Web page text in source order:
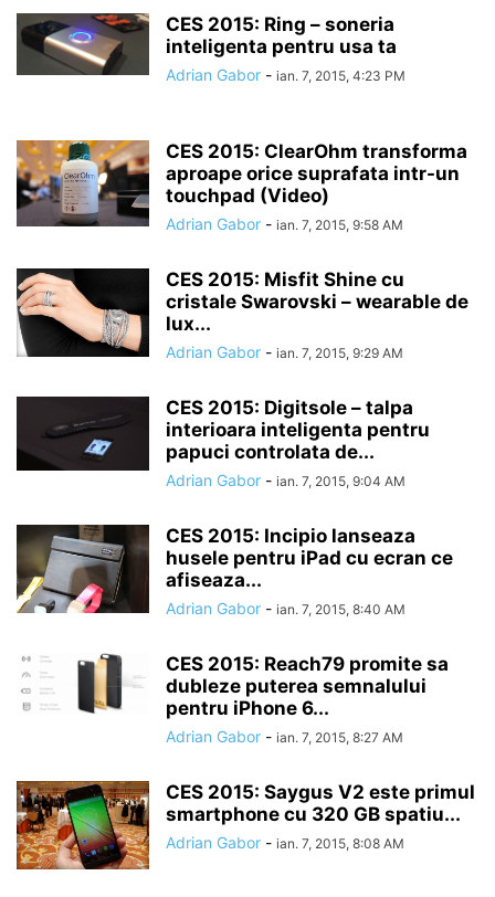
CES 2015: Ring – soneria
inteligenta pentru usa ta
Adrian Gabor - ian. 7, 2015, 4:23 PM
CES 2015: ClearOhm transforma
aproape orice suprafata intr-un
touchpad (Video)
Adrian Gabor - ian. 7, 2015, 9:58 AM
CES 2015: Misfit Shine cu
cristale Swarovski – wearable de
lux...
Adrian Gabor - ian. 7, 2015, 9:29 AM
CES 2015: Digitsole – talpa
interioara inteligenta pentru
papuci controlata de...
Adrian Gabor - ian. 7, 2015, 9:04 AM
CES 2015: Incipio lanseaza
husele pentru iPad cu ecran ce
afiseaza...
Adrian Gabor - ian. 7, 2015, 8:40 AM
CES 2015: Reach79 promite sa
dubleze puterea semnalului
pentru iPhone 6...
Adrian Gabor - ian. 7, 2015, 8:27 AM
CES 2015: Saygus V2 este primul
smartphone cu 320 GB spatiu...
Adrian Gabor - ian. 7, 2015, 8:08 AM